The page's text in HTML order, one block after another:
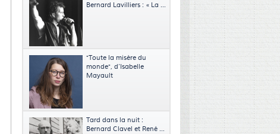
Bernard Lavilliers : « La ...
"Toute la misère du
monde", d’Isabelle
Mayault
Tard dans la nuit :
Bernard Clavel et René ...